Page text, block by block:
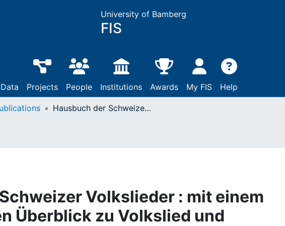
University of Bamberg
FIS
Projects People Institutions Awards My FIS Help
Hausbuch der Schweizer Volkslieder : mit einem geschichtlichen Überblick zu Volkslied und Volksmusik
Volkslieder : mit einem
Überblick zu Volkslied und